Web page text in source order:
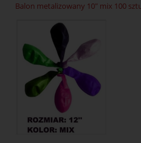
Balon metalizowany 10" mix 100